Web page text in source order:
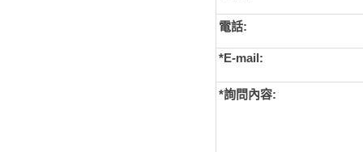
電話:
*E-mail:
*詢問內容: